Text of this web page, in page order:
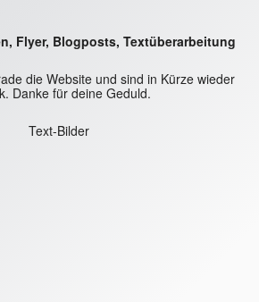
Flyer, Blogposts, Textüberarbeitung
die Website und sind in Kürze wieder
Danke für deine Geduld.
Text-Bilder